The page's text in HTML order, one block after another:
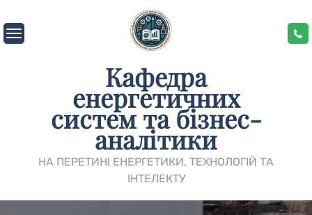
to
content
Кафедра
енергетичних
систем та бізнес-
аналітики
НА ПЕРЕТИНІ ЕНЕРГЕТИКИ, ТЕХНОЛОГІЙ ТА
ІНТЕЛЕКТУ